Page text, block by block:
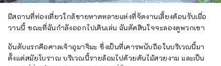
มีสถานที่ท่องเที่ยวใกล้ชายหาดหลายแห่งที่จัดงานเลี้ยงต้อนรับเมื่อ
วานนี้ ขณะที่ฉันกำลังออกไปเดินเล่น ฉันตัดสินใจจะลองดูพวกเขา
อันดับแรกคือศาลเจ้าอุมาจิมะ ซึ่งเป็นที่เคารพนับถือในบริเวณนี้มา
ตั้งแต่สมัยโบราณ บริเวณนี้รายล้อมไปด้วยต้นไม้สวยงาม และเป็น